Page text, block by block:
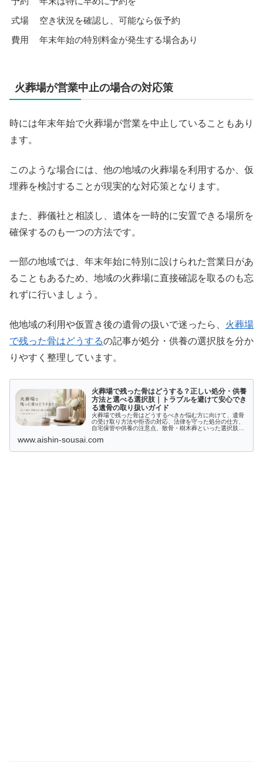
式場
空き状況を確認し、可能なら仮予約
費用
年末年始の特別料金が発生する場合あり
火葬場が営業中止の場合の対応策
時には年末年始で火葬場が営業を中止していることもあり
ます。
このような場合には、他の地域の火葬場を利用するか、仮
埋葬を検討することが現実的な対応策となります。
また、葬儀社と相談し、遺体を一時的に安置できる場所を
確保するのも一つの方法です。
一部の地域では、年末年始に特別に設けられた営業日があ
ることもあるため、地域の火葬場に直接確認を取るのも忘
れずに行いましょう。
他地域の利用や仮置き後の遺骨の扱いで迷ったら、 火葬場
で残った骨はどうするの記事が処分・供養の選択肢を分か
りやすく整理しています。
火葬場で残った骨はどうする？正しい処分・供養
方法と選べる選択肢｜トラブルを避けて安心でき
る遺骨の取り扱いガイド
火葬場で残った骨はどうするべきか悩む方に向けて、遺骨
の受け取り方法や拒否の対応、法律を守った処分の仕方、
自宅保管や供養の注意点、散骨・樹木葬といった選択肢ま
しょう。
www.aishin-sousai.com